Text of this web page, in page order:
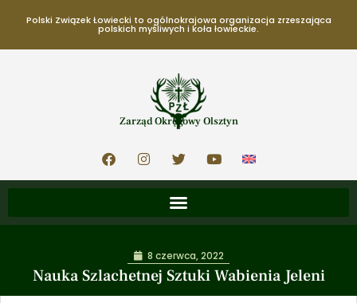
Polski Związek Łowiecki to ogólnokrajowa organizacja zrzeszająca
polskich myśliwych i koła łowieckie.
Zarząd Okręgowy Olsztyn
Nauka Szlachetnej Sztuki Wabienia Jeleni
8 czerwca, 2022